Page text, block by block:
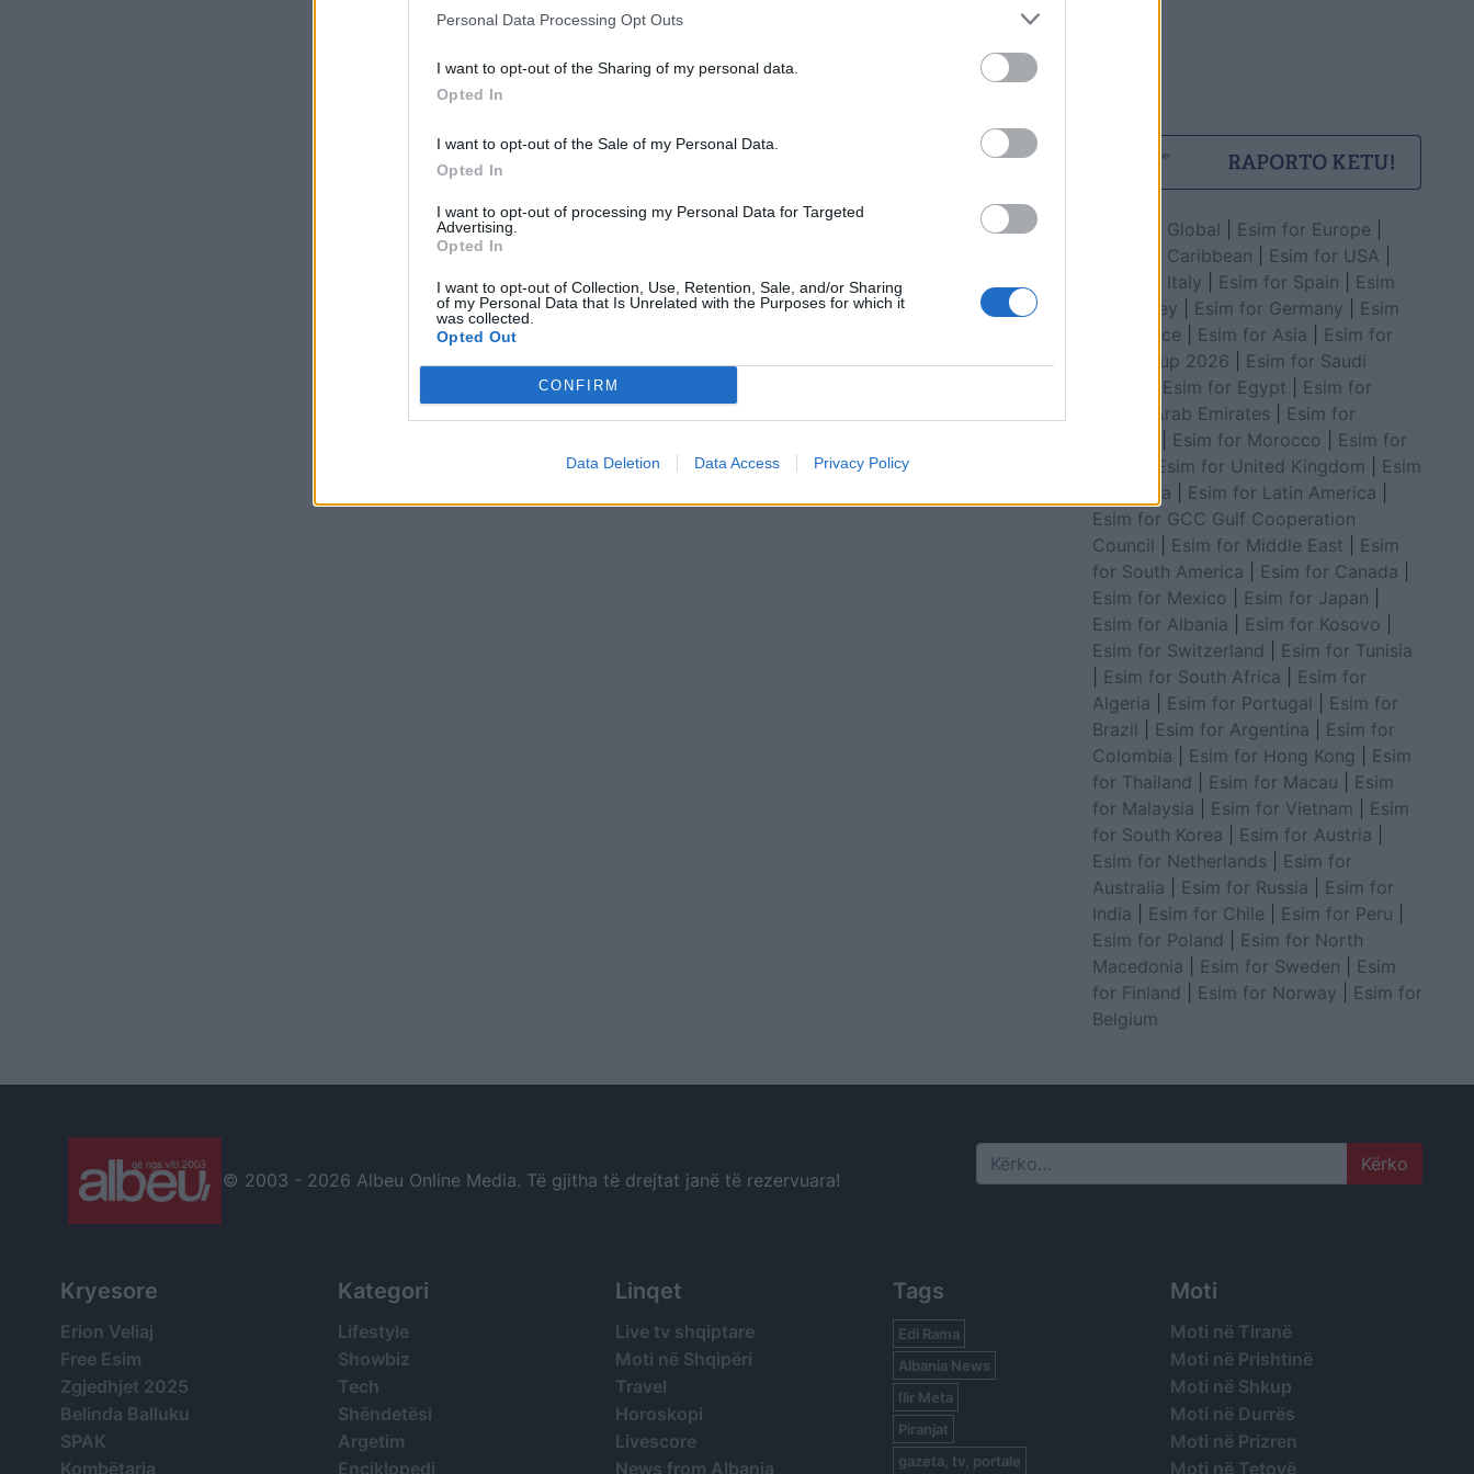
Personal Data Processing Opt Outs
I want to opt-out of the Sharing of my personal data.
Opted In
I want to opt-out of the Sale of my Personal Data.
Opted In
I want to opt-out of processing my Personal Data for Targeted
Advertising.
Opted In
I want to opt-out of Collection, Use, Retention, Sale, and/or Sharing
of my Personal Data that Is Unrelated with the Purposes for which it
was collected.
Opted Out
CONFIRM
Data Deletion Data Access Privacy Policy
Esim for Global Esim for Europe
Esim for Caribbean
Esim for USA
Esim for Italy
Esim for Spain
Esim
for Turkey
Esim for Germany
Esim
for Greece
Esim for Asia
Esim for
World Cup 2026
Esim for Saudi
Esim for Egypt
Esim for
United Arab Emirates
Esim for
Esim for Morocco
Esim for
Esim for United Kingdom
Esim
for Africa
Esim for Latin America
Esim for GCC Gulf Cooperation
Council
Esim for Middle East
Esim
for South America
Esim for Canada
Esim for Mexico
Esim for Japan
Esim for Albania
Esim for Kosovo
Esim for Switzerland
Esim for Tunisia
Esim for South Africa
Esim for
Algeria
Esim for Portugal
Esim for
Brazil
Esim for Argentina
Esim for
Colombia
Esim for Hong Kong
Esim
for Thailand
Esim for Macau
Esim
for Malaysia
Esim for Vietnam
Esim
for South Korea
Esim for Austria
Esim for Netherlands
Esim for
Australia
Esim for Russia
Esim for
India
Esim for Chile Esim for Peru
Esim for Poland
Esim for North
Macedonia
Esim for Sweden
Esim
for Finland
Esim for Norway
Esim for
Belgium
© 2003 - 2026 Albeu Online Media. Të gjitha të drejtat janë të rezervuara! Search
Kryesore
Erion Veliaj
Free Esim
Zgjedhjet 2025
Belinda Balluku
SPAK
Kombëtarja
Kategori
Lifestyle
Showbiz
Tech
Shëndetësi
Argetim
Enciklopedi
Linqet
Live tv shqiptare
Moti në Shqipëri
Travel
Horoskopi
Livescore
News from Albania
Tags
Edi Rama
Albania News
Ilir Meta
Piranjat
gazeta, tv, portale
Moti
Moti në Tiranë
Moti në Prishtinë
Moti në Shkup
Moti në Durrës
Moti në Prizren
Moti në Tetovë